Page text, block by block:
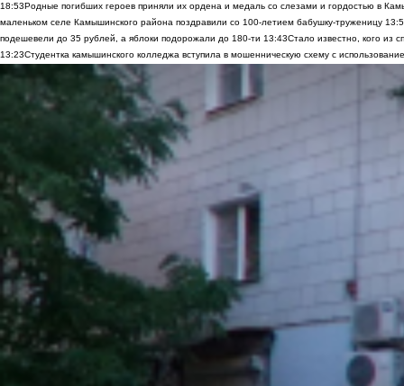
18:53Родные погибших героев приняли их ордена и медаль со слезами и гордостью в
маленьком селе Камышинского района поздравили со 100-летием бабушку-труженицу
подешевели до 35 рублей, а яблоки подорожали до 180-ти 13:43Стало известно, кого из
13:23Студентка камышинского колледжа вступила в мошенническую схему с